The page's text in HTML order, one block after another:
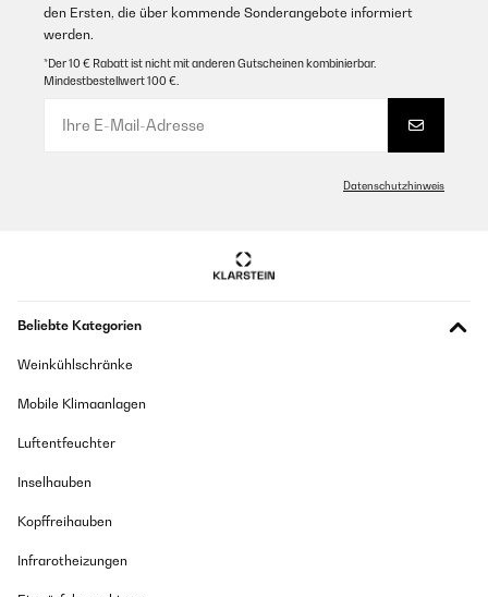
den Ersten, die über kommende Sonderangebote informiert
werden.
*Der 10 € Rabatt ist nicht mit anderen Gutscheinen kombinierbar.
Mindestbestellwert 100 €.
Datenschutzhinweis
Beliebte Kategorien
Weinkühlschränke
Mobile Klimaanlagen
Luftentfeuchter
Inselhauben
Kopffreihauben
Infrarotheizungen